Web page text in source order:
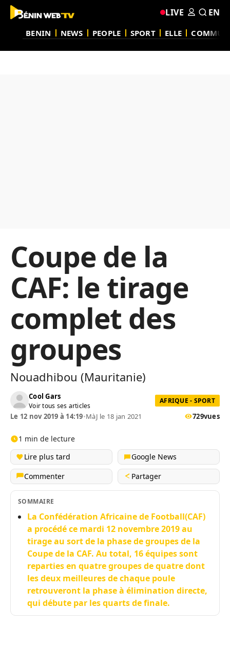
BENIN NEWS PEOPLE SPORT ELLE
LIVE EN
Coupe de la
CAF: le tirage
complet des
groupes
Nouadhibou (Mauritanie)
Cool Gars
Voir tous ses articles
AFRIQUE - SPORT
Le 12 nov 2019 à 14:19•MàJ le 18 jan 2021 729vues
1 min de lecture
Lire plus tard
Google News
Commenter
Partager
SOMMAIRE
La Confédération Africaine de Football(CAF)
a procédé ce mardi 12 novembre 2019 au
tirage au sort de la phase de groupes de la
Coupe de la CAF. Au total, 16 équipes sont
reparties en quatre groupes de quatre dont
les deux meilleures de chaque poule
retrouveront la phase à élimination directe,
qui débute par les quarts de finale.